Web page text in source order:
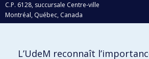
C.P. 6128, succursale Centre-ville
Montréal, Québec, Canada
H3C 3J7
L’UdeM reconnaît